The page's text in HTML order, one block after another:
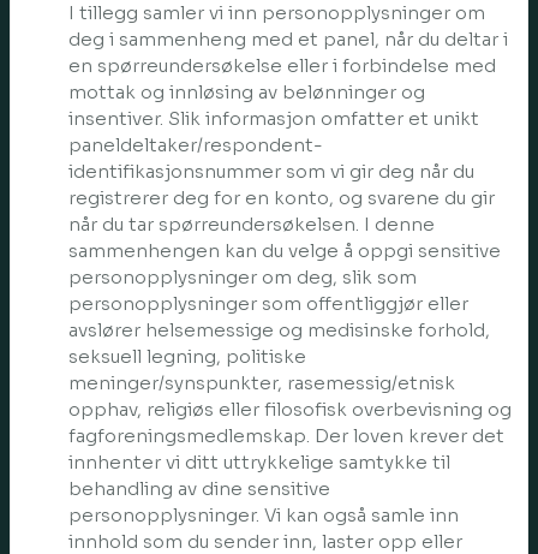
I tillegg samler vi inn personopplysninger om
deg i sammenheng med et panel, når du deltar i
en spørreundersøkelse eller i forbindelse med
mottak og innløsing av belønninger og
insentiver. Slik informasjon omfatter et unikt
paneldeltaker/respondent-
identifikasjonsnummer som vi gir deg når du
registrerer deg for en konto, og svarene du gir
når du tar spørreundersøkelsen. I denne
sammenhengen kan du velge å oppgi sensitive
personopplysninger om deg, slik som
personopplysninger som offentliggjør eller
avslører helsemessige og medisinske forhold,
seksuell legning, politiske
meninger/synspunkter, rasemessig/etnisk
opphav, religiøs eller filosofisk overbevisning og
fagforeningsmedlemskap. Der loven krever det
innhenter vi ditt uttrykkelige samtykke til
behandling av dine sensitive
personopplysninger. Vi kan også samle inn
innhold som du sender inn, laster opp eller